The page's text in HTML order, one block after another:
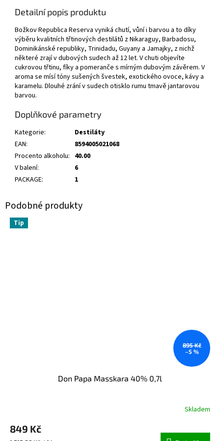
Detailní popis produktu
Božkov Republica Reserva vyniká chutí, vůní i barvou a to díky
výběru kvalitních třtinových destilátů z Nikaraguy, Barbadosu,
Dominikánské republiky, Trinidadu, Guyany a Jamajky, z nichž
některé zrají v dubových sudech až 12 let. V chuti objevíte
cukrovou třtinu, fíky a pomeranče s mírným dubovým závěrem. V
aroma se mísí tóny sušených švestek, exotického ovoce, kávy a
karamelu. Dlouhé zrání v sudech otisklo rumu tmavě jantarovou
barvou.
Doplňkové parametry
Kategorie:
Destiláty
EAN:
8594005021068
Procento alkoholu: 40.00
V balení:
6
PACKAGE: 1
Tip
895 Kč
–5 %
Don Papa Masskara 40% 0,7l
produktu
je
Skladem
849 Kč